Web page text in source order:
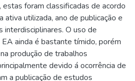
foram classificadas de acordo
utilizada, ano de publicação e
interdisciplinares. O uso de
ainda é bastante tímido, porém
produção de trabalhos
devido á ocorrência de
a publicação de estudos